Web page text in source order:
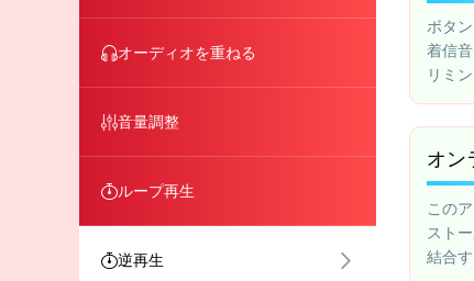
オーディオを重ねる
音量調整
ループ再生
逆再生
ボタ
着信
リミ
オン
この
スト
結合